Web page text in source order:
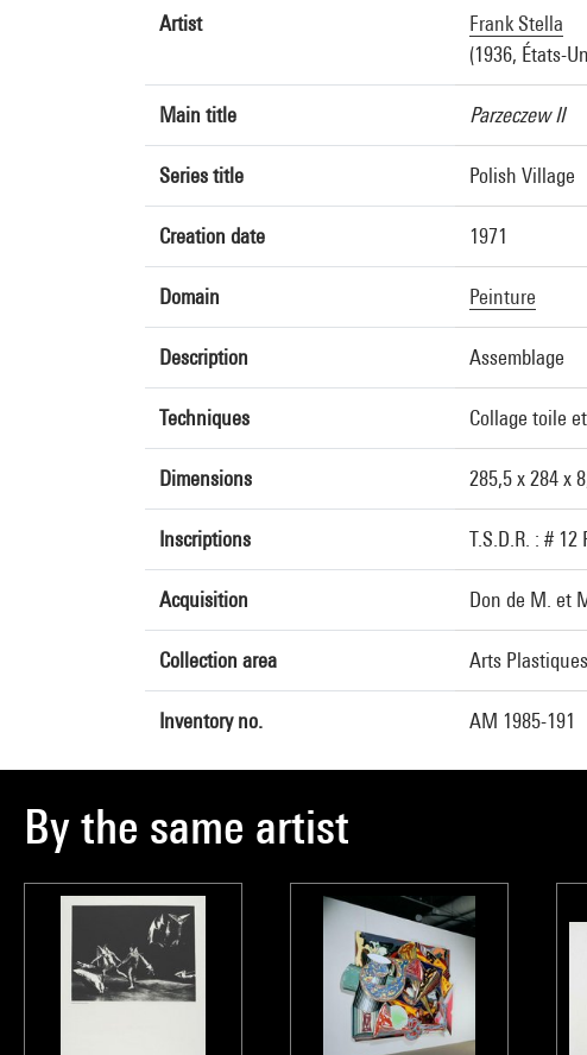
Artist
Frank Stella
(1936, États-
Main title Parzeczew II
Series title Polish Village
Creation date 1971
Domain Peinture
Description Assemblage
Techniques Collage toile
Dimensions 285,5 x 284 x
Inscriptions T.S.D.R. : # 12
Acquisition Don de M. et
Collection area Arts
Inventory no. AM 1985-191
By the same artist